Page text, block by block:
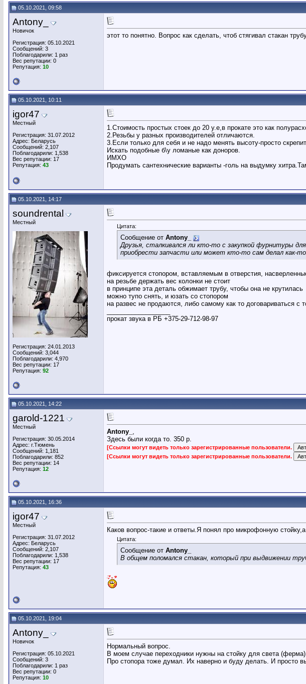
05.10.2021, 09:58
Antony_
Новичок
Регистрация: 05.10.2021
Сообщений: 3
Поблагодарили: 1 раз
Вес репутации: 0
Репутация: 10
этот то понятно. Вопрос как сделать, чтоб стягивал стакан
05.10.2021, 10:11
igor47
Местный
Регистрация: 31.07.2012
Адрес: Беларусь
Сообщений: 2,107
Поблагодарили: 1,538
Вес репутации: 17
Репутация: 43
1.Стоимость простых стоек до 20 у.е,в прокате это как
2.Резьбы у разных производителей отличаются.
3.Если только для себя и не надо менять высоту-просто
Искать подобные б\у ломаные как доноров.
ИМХО
Продумать сантехнические варианты -голь на выдумку
05.10.2021, 14:17
soundrental
Местный
Регистрация: 24.01.2013
Сообщений: 3,044
Поблагодарили: 4,970
Вес репутации: 17
Репутация: 92
Цитата:
Сообщение от Antony_
Друзья, сталкивался ли кто-то с закупкой фурнитуры
приобрести запчасти или может кто-то сам делал как-
фиксируется стопором, вставляемым в отверстия,
на резьбе держать вес колонки не стоит
в принципе эта деталь обжимает трубу, чтобы она не крутилась
можно тупо снять, и юзать со стопором
на развес не продаются, либо самому как то договариваться с
прокат звука в РБ +375-29-712-98-97
05.10.2021, 14:22
garold-1221
Местный
Регистрация: 30.05.2014
Адрес: г.Тюмень
Сообщений: 1,181
Поблагодарили: 852
Вес репутации: 14
Репутация: 12
Antony_ ,
Здесь были когда то. 350 р.
[Ссылки могут видеть только зарегистрированные пользователи.
[Ссылки могут видеть только зарегистрированные пользователи.
05.10.2021, 16:36
igor47
Местный
Регистрация: 31.07.2012
Адрес: Беларусь
Сообщений: 2,107
Поблагодарили: 1,538
Вес репутации: 17
Репутация: 43
Каков вопрос-такие и ответы.Я понял про микрофонную
Цитата:
Сообщение от Antony_
В общем поломался стакан, который при выдвижении
05.10.2021, 19:04
Antony_
Новичок
Регистрация: 05.10.2021
Сообщений: 3
Поблагодарили: 1 раз
Вес репутации: 0
Репутация: 10
Нормальный вопрос.
В моем случае переходники нужны на стойку для света (ферма)
Про стопора тоже думал. Их наверно и буду делать. И просто